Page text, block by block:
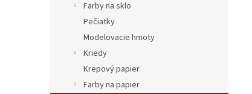
Farby na sklo
Pečiatky
Modelovacie hmoty
Kriedy
Krepový papier
Farby na papier